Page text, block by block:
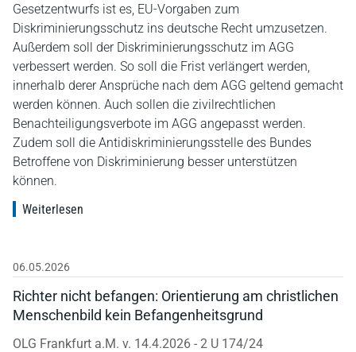
Gesetzentwurfs ist es, EU-Vorgaben zum
Diskriminierungsschutz ins deutsche Recht umzusetzen.
Außerdem soll der Diskriminierungsschutz im AGG
verbessert werden. So soll die Frist verlängert werden,
innerhalb derer Ansprüche nach dem AGG geltend gemacht
werden können. Auch sollen die zivilrechtlichen
Benachteiligungsverbote im AGG angepasst werden.
Zudem soll die Antidiskriminierungsstelle des Bundes
Betroffene von Diskriminierung besser unterstützen
können.
Weiterlesen
06.05.2026
Richter nicht befangen: Orientierung am christlichen
Menschenbild kein Befangenheitsgrund
OLG Frankfurt a.M. v. 14.4.2026 - 2 U 174/24